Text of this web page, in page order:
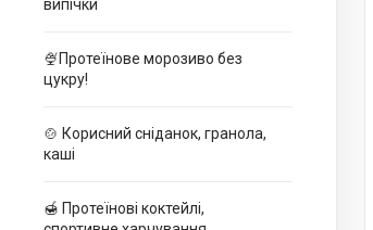
випічки
🍨Протеїнове морозиво без
цукру!
🍲 Корисний сніданок, гранола,
каші
🍯 Протеїнові коктейлі,